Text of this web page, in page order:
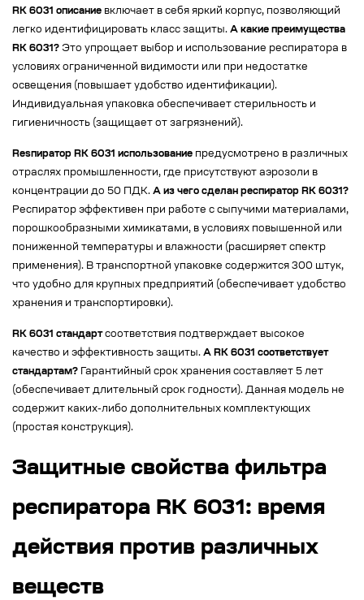
RK 6031 описание включает в себя яркий корпус, позволяющий
легко идентифицировать класс защиты. А какие преимущества
RK 6031? Это упрощает выбор и использование респиратора в
условиях ограниченной видимости или при недостатке
освещения (повышает удобство идентификации).
Индивидуальная упаковка обеспечивает стерильность и
гигиеничность (защищает от загрязнений).
Resпиратор RK 6031 использование предусмотрено в различных
отраслях промышленности, где присутствуют аэрозоли в
концентрации до 50 ПДК. А из чего сделан респиратор RK 6031?
Респиратор эффективен при работе с сыпучими материалами,
порошкообразными химикатами, в условиях повышенной или
пониженной температуры и влажности (расширяет спектр
применения). В транспортной упаковке содержится 300 штук,
что удобно для крупных предприятий (обеспечивает удобство
хранения и транспортировки).
RK 6031 стандартсоответствия подтверждает высокое
качество и эффективность защиты. А RK 6031 соответствует
стандартам? Гарантийный срок хранения составляет 5 лет
(обеспечивает длительный срок годности). Данная модель не
содержит каких-либо дополнительных комплектующих
(простая конструкция).
Защитные свойства фильтра
респиратора RK 6031: время
действия против различных
веществ